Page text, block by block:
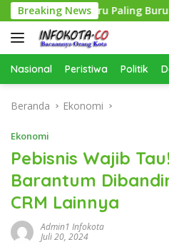
Langsung
ke
konten
Breaking News
Paling Buruk, Plh
Nasional Peristiwa Politik
Beranda Ekonomi
Ekonomi
Pebisnis Wajib
Barantum
CRM Lainnya
Admin1 Infokota
Juli 20, 2024